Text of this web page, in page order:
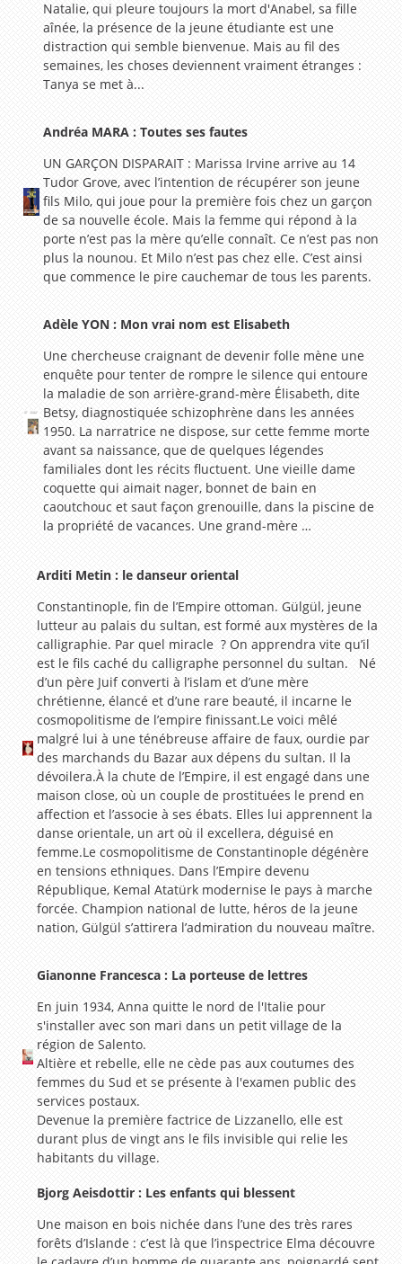
Natalie, qui pleure toujours la mort d'Anabel, sa fille
aînée, la présence de la jeune étudiante est une
distraction qui semble bienvenue. Mais au fil des
semaines, les choses deviennent vraiment étranges :
Tanya se met à...
Andréa MARA : Toutes ses fautes
UN GARÇON DISPARAIT : Marissa Irvine arrive au 14
Tudor Grove, avec l’intention de récupérer son jeune
fils Milo, qui joue pour la première fois chez un garçon
de sa nouvelle école. Mais la femme qui répond à la
porte n’est pas la mère qu’elle connaît. Ce n’est pas non
plus la nounou. Et Milo n’est pas chez elle. C’est ainsi
que commence le pire cauchemar de tous les parents.
Adèle YON : Mon vrai nom est Elisabeth
Une chercheuse craignant de devenir folle mène une
enquête pour tenter de rompre le silence qui entoure
la maladie de son arrière-grand-mère Élisabeth, dite
Betsy, diagnostiquée schizophrène dans les années
1950. La narratrice ne dispose, sur cette femme morte
avant sa naissance, que de quelques légendes
familiales dont les récits fluctuent. Une vieille dame
coquette qui aimait nager, bonnet de bain en
caoutchouc et saut façon grenouille, dans la piscine de
la propriété de vacances. Une grand-mère …
Arditi Metin : le danseur oriental
Constantinople, fin de l’Empire ottoman. Gülgül, jeune
lutteur au palais du sultan, est formé aux mystères de la
calligraphie. Par quel miracle ? On apprendra vite qu’il
est le fils caché du calligraphe personnel du sultan. Né
d’un père Juif converti à l’islam et d’une mère
chrétienne, élancé et d’une rare beauté, il incarne le
cosmopolitisme de l’empire finissant.Le voici mêlé
malgré lui à une ténébreuse affaire de faux, ourdie par
des marchands du Bazar aux dépens du sultan. Il la
dévoilera.À la chute de l’Empire, il est engagé dans une
maison close, où un couple de prostituées le prend en
affection et l’associe à ses ébats. Elles lui apprennent la
danse orientale, un art où il excellera, déguisé en
femme.Le cosmopolitisme de Constantinople dégénère
en tensions ethniques. Dans l’Empire devenu
République, Kemal Atatürk modernise le pays à marche
forcée. Champion national de lutte, héros de la jeune
nation, Gülgül s’attirera l’admiration du nouveau maître.
Gianonne Francesca : La porteuse de lettres
En juin 1934, Anna quitte le nord de l'Italie pour
s'installer avec son mari dans un petit village de la
région de Salento.
Altière et rebelle, elle ne cède pas aux coutumes des
femmes du Sud et se présente à l'examen public des
services postaux.
Devenue la première factrice de Lizzanello, elle est
durant plus de vingt ans le fils invisible qui relie les
habitants du village.
Bjorg Aeisdottir : Les enfants qui blessent
Une maison en bois nichée dans l’une des très rares
forêts d’Islande : c’est là que l’inspectrice Elma découvre